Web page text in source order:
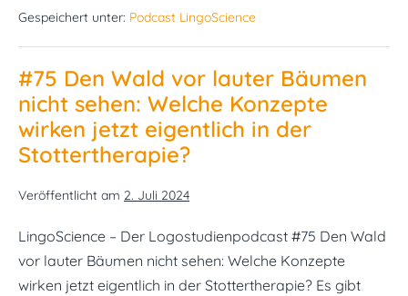
NAT–
gute
zur
Syntaxbeurteilung
bei
Aphasie​
Gespeichert unter: Podcast LingoScience
#75 Den Wald vor lauter Bäumen
nicht sehen: Welche Konzepte
wirken jetzt eigentlich in der
Stottertherapie?
Veröffentlicht am 2. Juli 2024
LingoScience – Der Logostudienpodcast #75 Den Wald
vor lauter Bäumen nicht sehen: Welche Konzepte
wirken jetzt eigentlich in der Stottertherapie? Es gibt